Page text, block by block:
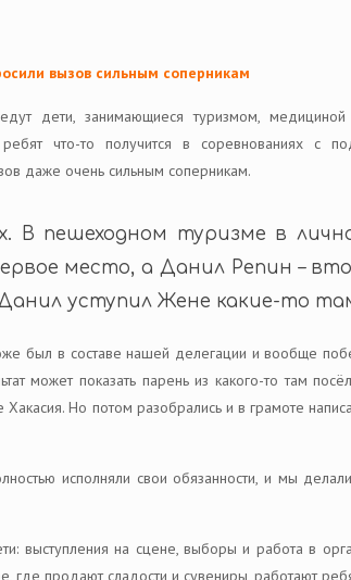
вызов сильным соперникам
дети, занимающиеся туризмом, медициной
что-то получится в соревнованиях с
даже очень сильным соперникам.
В пешеходном туризме в
место, а Данил Репин –
уступил Жене какие-то
был в составе нашей делегации и вообще
может показать парень из какого-то там
Но потом разобрались и в грамоте
исполняли свои обязанности, и мы
выступления на сцене, выборы и работа в
продают сладости и сувениры, работают